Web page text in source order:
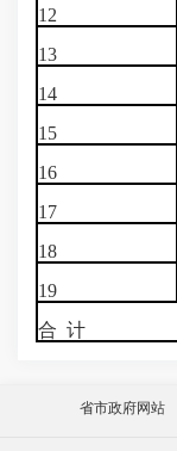
12
13
14
15
16
17
18
19
合 计
省市政府网站